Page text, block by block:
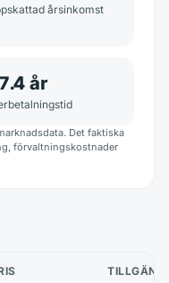
årsinkomst
år
Det faktiska
förvaltningskostnader